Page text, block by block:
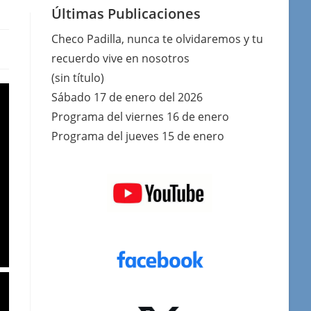
Últimas Publicaciones
Checo Padilla, nunca te olvidaremos y tu
recuerdo vive en nosotros
(sin título)
Sábado 17 de enero del 2026
Programa del viernes 16 de enero
Programa del jueves 15 de enero